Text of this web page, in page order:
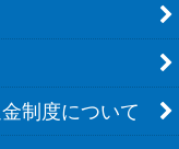
制度について